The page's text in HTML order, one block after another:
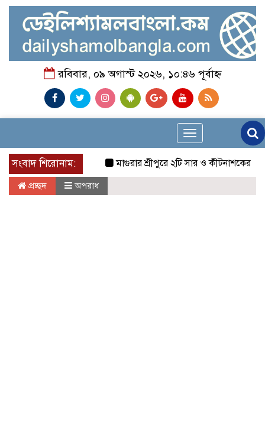
রবিবার, ০৯ অগাস্ট ২০২৬, ১০:৪৬ পূর্বাহ্ন
Toggle
navigation
সংবাদ শিরোনাম:
মাগুরার শ্রীপুরে ২টি সার ও কীটনাশকের দোকানে
প্রচ্ছদ অপরাধ